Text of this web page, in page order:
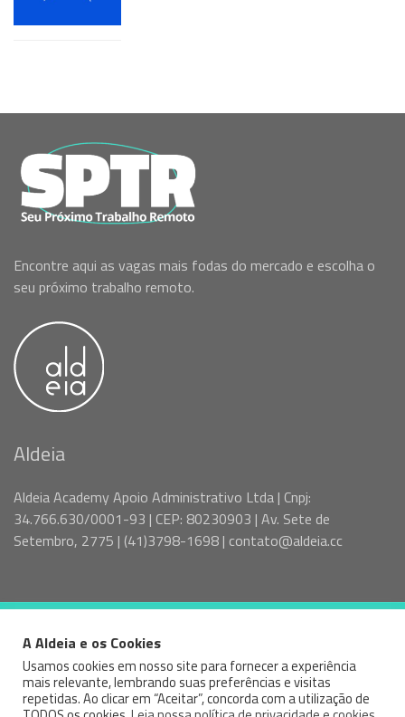
Encontre aqui as vagas mais fodas do mercado e escolha o
seu próximo trabalho remoto.
Aldeia
Aldeia Academy Apoio Administrativo Ltda | Cnpj:
34.766.630/0001-93 | CEP: 80230903 | Av. Sete de
Setembro, 2775 | (41)3798-1698 | contato@aldeia.cc
© 2026 VAGAS SPTR - ALDEIA — ALL RIGHTS RESERVED
Facebook
Instagram
Linked
A Aldeia e os Cookies
Usamos cookies em nosso site para fornecer a experiência
mais relevante, lembrando suas preferências e visitas
repetidas. Ao clicar em “Aceitar”, concorda com a utilização de